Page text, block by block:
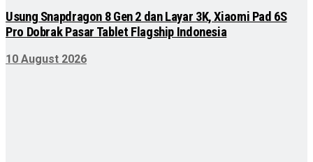
Usung Snapdragon 8 Gen 2 dan Layar 3K, Xiaomi Pad 6S
Pro Dobrak Pasar Tablet Flagship Indonesia
10 August 2026